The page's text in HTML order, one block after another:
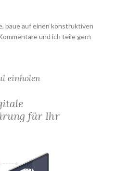
baue auf einen konstruktiven
und ich teile gern
einholen
für Ihr